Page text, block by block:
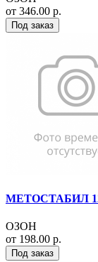
от 346.00 р.
Под заказ
МЕТОСТАБИЛ
ОЗОН
от 198.00 р.
Под заказ